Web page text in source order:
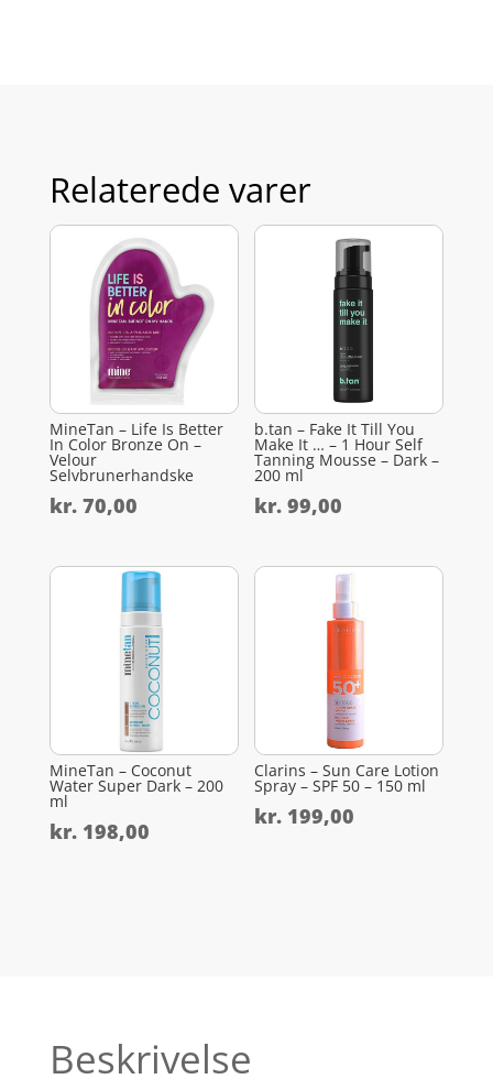
Relaterede varer
MineTan – Life Is Better
In Color Bronze On –
Velour
Selvbrunerhandske
kr.70,00
b.tan – Fake It Till You
Make It … – 1 Hour Self
Tanning Mousse – Dark –
200 ml
kr. 99,00
MineTan – Coconut
Water Super Dark – 200
ml
kr.198,00
Clarins – Sun Care Lotion
Spray – SPF 50 – 150 ml
kr. 199,00
Beskrivelse